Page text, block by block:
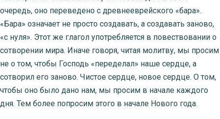
очередь, оно переведено с древнееврейского «бара».
«Бара» означает не просто создавать, а создавать заново,
«с нуля». Этот же глагол употребляется в повествовании о
сотворении мира. Иначе говоря, читая молитву, мы просим
не о том, чтобы Господь «переделал» наше сердце, а
сотворил его заново. Чистое сердце, новое сердце. О том,
чтобы оно было дано нам, мы просим в начале каждого
дня. Тем более попросим этого в начале Нового года.